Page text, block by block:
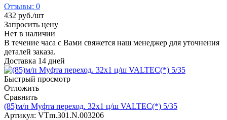
Отзывы: 0
432 руб./шт
Запросить цену
Нет в наличии
В течение часа с Вами свяжется наш менеджер для уточнения
деталей заказа.
Доставка 14 дней
Быстрый просмотр
Отложить
Сравнить
(85)м/п Муфта переход. 32х1 ц/ш VALTEC(*) 5/35
Артикул: VTm.301.N.003206